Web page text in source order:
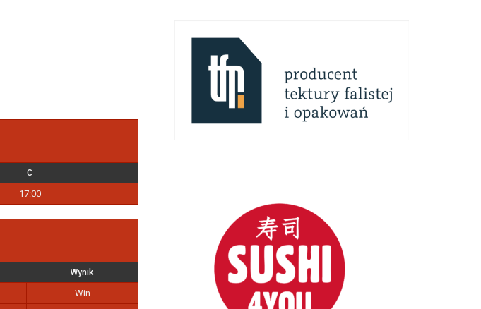
C
17:00
Wynik
Win